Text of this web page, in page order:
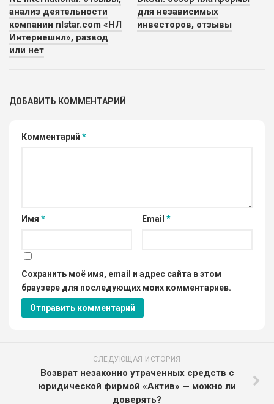
анализ деятельности
компании nlstar.com «НЛ
Интернешнл», развод
или нет
для независимых
инвесторов, отзывы
ДОБАВИТЬ КОММЕНТАРИЙ
Комментарий *
Имя * Email *
Сохранить моё имя, email и адрес сайта в этом
браузере для последующих моих комментариев.
СЛЕДУЮЩАЯ ИСТОРИЯ
Возврат незаконно утраченных средств с
юридической фирмой «Актив» — можно ли
доверять?